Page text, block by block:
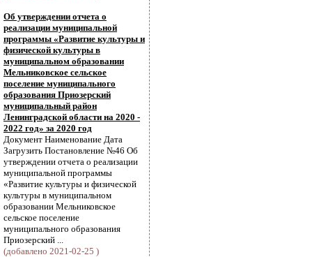
Об утверждении отчета о
реализации муниципальной
программы «Развитие культуры и
физической культуры в
муниципальном образовании
Мельниковское сельское
поселение муниципального
образования Приозерский
муниципальный район
Ленинградской области на 2020 -
2022 год» за 2020 год
Документ Наименование Дата
Загрузить Постановление №46 Об
утверждении отчета о реализации
муниципальной программы
«Развитие культуры и физической
культуры в муниципальном
образовании Мельниковское
сельское поселение
муниципального образования
Приозерский ...
(добавлено 2021-02-25 )